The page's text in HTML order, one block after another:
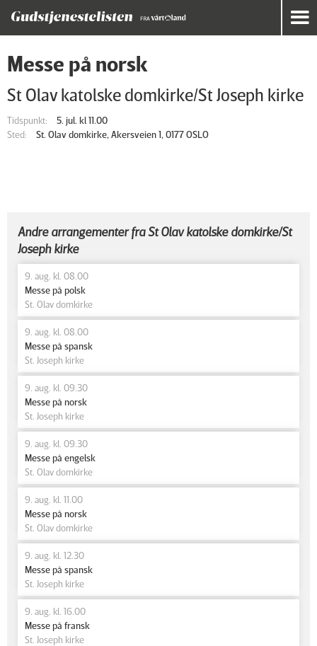
Messe på norsk
St Olav katolske domkirke/St Joseph kirke
Tidspunkt:
5. jul. kl 11.00
Sted:
St. Olav domkirke, Akersveien 1, 0177 OSLO
Andre arrangementer fra St Olav katolske domkirke/St
Joseph kirke
9. aug. kl. 08.00
Messe på polsk
St. Olav domkirke
9. aug. kl. 08.00
Messe på spansk
St. Joseph kirke
9. aug. kl. 09.30
Messe på norsk
St. Joseph kirke
9. aug. kl. 09.30
Messe på engelsk
St. Olav domkirke
9. aug. kl. 11.00
Messe på norsk
St. Olav domkirke
9. aug. kl. 12.30
Messe på spansk
St. Joseph kirke
9. aug. kl. 16.00
Messe på fransk
St. Joseph kirke